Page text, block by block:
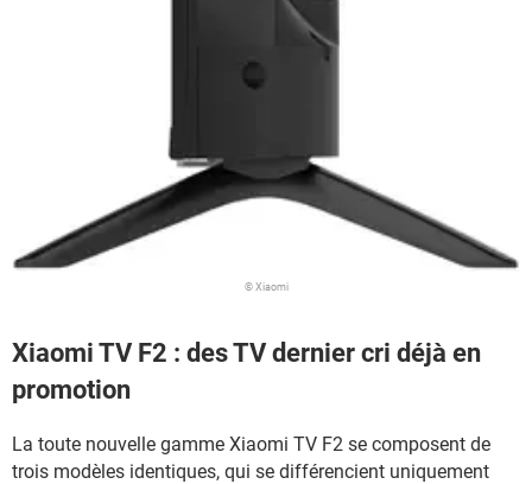
© Xiaomi
Xiaomi TV F2 : des TV dernier cri déjà en
promotion
La toute nouvelle gamme Xiaomi TV F2 se composent de
trois modèles identiques, qui se différencient uniquement